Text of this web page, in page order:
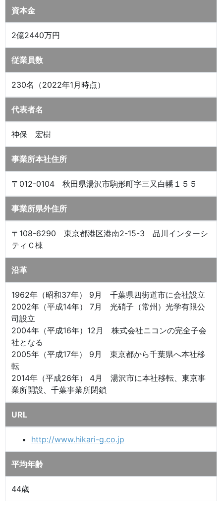
資本金
2億2440万円
従業員数
230名（2022年1月時点）
代表者名
神保 宏樹
事業所本社住所
〒012-0104 秋田県湯沢市駒形町字三又白幡１５５
事業所県外住所
〒108-6290 東京都港区港南2-15-3 品川インターシ
ティＣ棟
沿革
1962年（昭和37年） 9月 千葉県四街道市に会社設立
2002年（平成14年） 7月 光硝子（常州）光学有限公
司設立
2004年（平成16年）12月 株式会社ニコンの完全子会
社となる
2005年（平成17年） 9月 東京都から千葉県へ本社移
転
2014年（平成26年） 4月 湯沢市に本社移転、東京事
業所開設、千葉事業所閉鎖
URL
http://www.hikari-g.co.jp
平均年齢
44歳